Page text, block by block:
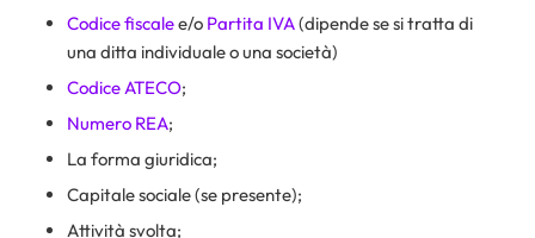
Codice fiscalee/o Partita IVA(dipende se si tratta di
una ditta individuale o una società)
Codice ATECO;
Numero REA;
La forma giuridica;
Capitale sociale (se presente);
Attività svolta;